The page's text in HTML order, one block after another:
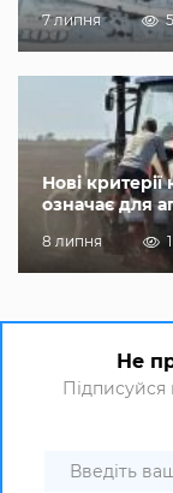
7 липня
Нові
означає для
8 липня
Не
Підписуйся